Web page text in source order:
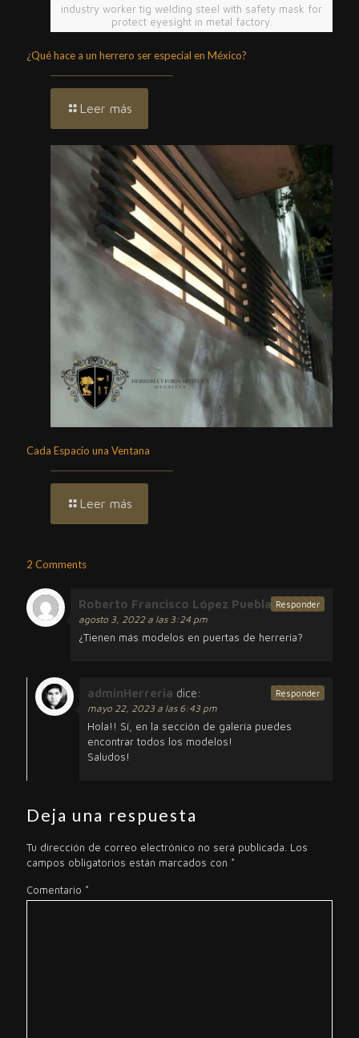
industry worker tig welding steel with safety mask for
protect eyesight in metal factory.
¿Qué hace a un herrero ser especial en México?
Leer más
Cada Espacio una Ventana
Leer más
2 Comments
Roberto Francisco López Puebla dice:
agosto 3, 2022 a las 3:24 pm
¿Tienen más modelos en puertas de herrería?
Responder
adminHerreria dice:
mayo 22, 2023 a las 6:43 pm
Hola!! Sí, en la sección de galería puedes
encontrar todos los modelos!
Saludos!
Responder
Deja una respuesta
Tu dirección de correo electrónico no será publicada. Los
campos obligatorios están marcados con *
Comentario *